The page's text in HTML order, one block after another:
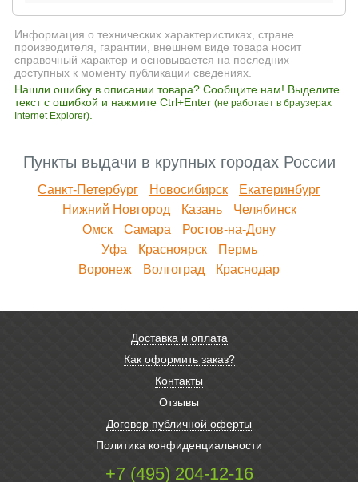
Информация о технических характеристиках, стране
производителя, гарантии, внешнем виде товара носит
справочный характер и основывается на последних
доступных к моменту публикации сведениях.
Нашли ошибку в описании товара? Сообщите нам! Выделите
текст с ошибкой и нажмите Ctrl+Enter (не работает в браузерах
Internet Explorer)
Пункты выдачи в крупных городах России
Санкт-Петербург Новосибирск
Екатеринбург
Нижний Новгород
Казань
Челябинск
Омск
Самара
Ростов-на-Дону
Уфа
Красноярск
Пермь
Воронеж
Волгоград Краснодар
Доставка и оплата
Как оформить заказ?
Контакты
Отзывы
Договор публичной оферты
Политика конфиденциальности
+7 (495) 204-12-16